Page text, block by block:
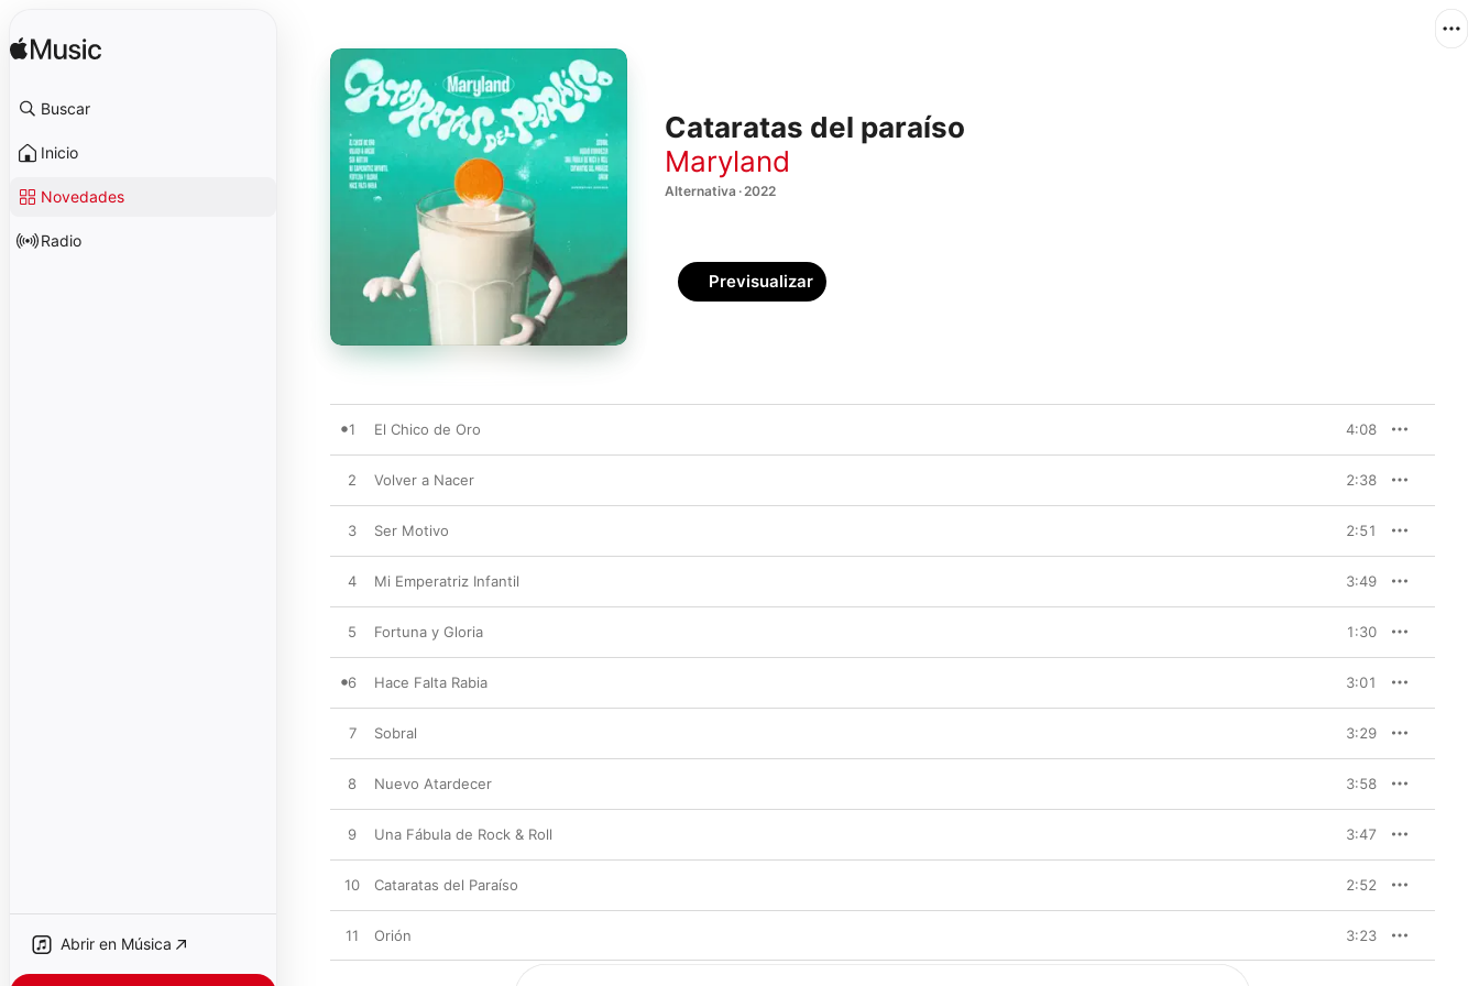
Buscar
Inicio
Novedades
Radio
Abrir en Música
Cataratas del paraíso
Maryland
Alternativa · 2022
Previsualizar
1 El Chico de Oro 4:08
2 Volver a Nacer 2:38
3 Ser Motivo 2:51
4 Mi Emperatriz Infantil 3:49
5 Fortuna y Gloria 1:30
6 Hace Falta Rabia 3:01
7 Sobral 3:29
8 Nuevo Atardecer 3:58
9 Una Fábula de Rock & Roll 3:47
10 Cataratas del Paraíso 2:52
11 Orión 3:23